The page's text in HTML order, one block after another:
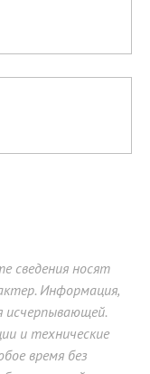
сведения носят
Информация,
исчерпывающей.
и технические
время без